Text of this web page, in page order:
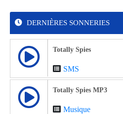
DERNIÈRES SONNERIES
Totally Spies
SMS
Totally Spies MP3
Musique